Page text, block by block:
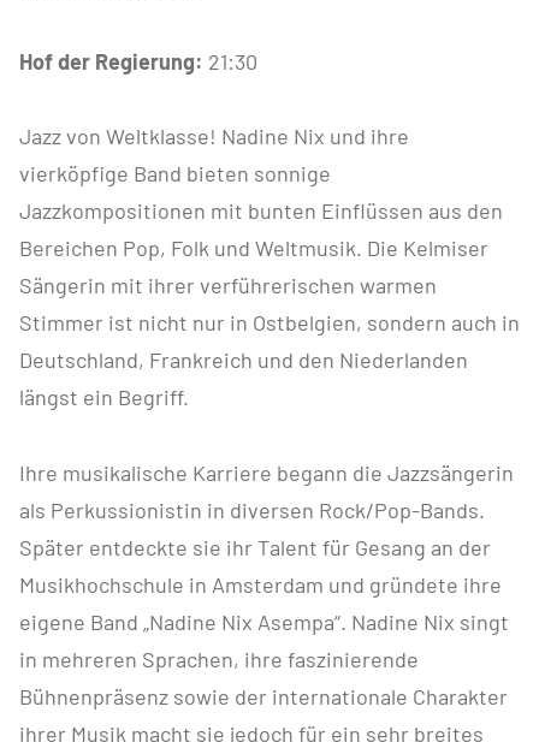
Hof der Regierung: 21:30
Jazz von Weltklasse! Nadine Nix und ihre
vierköpfige Band bieten sonnige
Jazzkompositionen mit bunten Einflüssen aus den
Bereichen Pop, Folk und Weltmusik. Die Kelmiser
Sängerin mit ihrer verführerischen warmen
Stimmer ist nicht nur in Ostbelgien, sondern auch in
Deutschland, Frankreich und den Niederlanden
längst ein Begriff.
Ihre musikalische Karriere begann die Jazzsängerin
als Perkussionistin in diversen Rock/Pop-Bands.
Später entdeckte sie ihr Talent für Gesang an der
Musikhochschule in Amsterdam und gründete ihre
eigene Band „Nadine Nix Asempa“. Nadine Nix singt
in mehreren Sprachen, ihre faszinierende
Bühnenpräsenz sowie der internationale Charakter
ihrer Musik macht sie jedoch für ein sehr breites